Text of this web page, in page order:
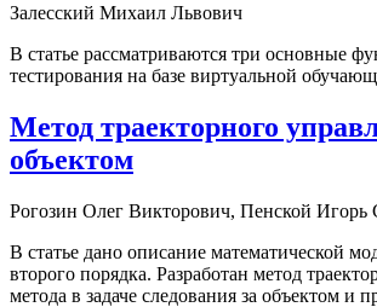
Залесский Михаил Львович
В статье рассматриваются три основные
тестирования на базе виртуальной
Метод траекторного
объектом
Рогозин Олег Викторович, Пенской Игорь
В статье дано описание математической
второго порядка. Разработан метод
метода в задаче следования за объектом